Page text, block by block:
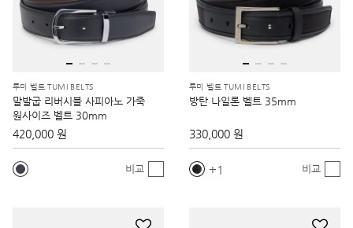
투미 벨트 TUMI BELTS
말발굽 리버시블 사피아노 가죽
원사이즈 벨트 30mm
420,000 원
비교
투미 벨트 TUMI BELTS
방탄 나일론 벨트 35mm
330,000 원
1 비교